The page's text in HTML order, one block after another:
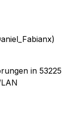
in 53225